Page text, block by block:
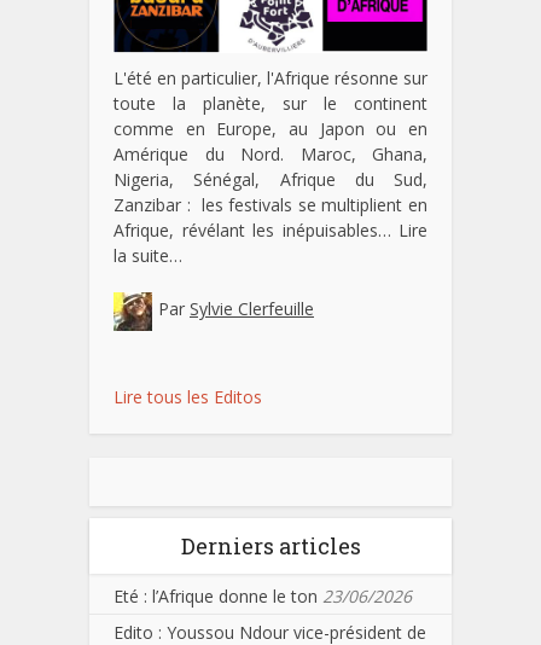
L'été en particulier, l'Afrique résonne sur
toute la planète, sur le continent
comme en Europe, au Japon ou en
Amérique du Nord. Maroc, Ghana,
Nigeria, Sénégal, Afrique du Sud,
Zanzibar : les festivals se multiplient en
Afrique, révélant les inépuisables… Lire
la suite…
Par Sylvie Clerfeuille
Lire tous les Editos
Derniers articles
Eté : l’Afrique donne le ton 23/06/2026
Edito : Youssou Ndour vice-président de